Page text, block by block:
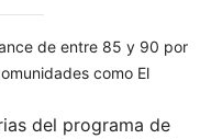
de entre 85 y 90 por
como El
del programa de